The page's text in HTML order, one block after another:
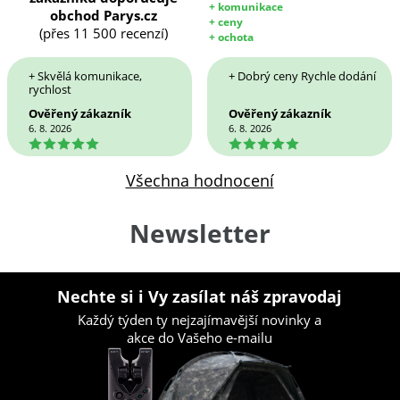
+ komunikace
+ ceny
+ ochota
obchod Parys.cz
(přes 11 500 recenzí)
+ Skvělá komunikace,
rychlost
Ověřený zákazník
6. 8. 2026
5
+ Dobrý ceny Rychle dodání
Ověřený zákazník
6. 8. 2026
5
Všechna hodnocení
Newsletter
Nechte si i Vy zasílat náš zpravodaj
Každý týden ty nejzajímavější novinky a
akce do Vašeho e-mailu